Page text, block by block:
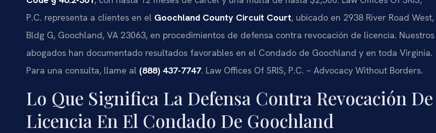
P.C. representa a clientes en el Goochland County Circuit Court, ubicado en 2938 River Road West,
Bldg G, Goochland, VA 23063, en procedimientos de defensa contra revocación de licencia. Nuestros
abogados han documentado resultados favorables en el Condado de Goochland y en toda Virginia.
Para una consulta, llame al (888) 437-7747. Law Offices Of SRIS, P.C. – Advocacy Without Borders.
Lo Que Significa La Defensa Contra Revocación De
Licencia En El Condado De Goochland